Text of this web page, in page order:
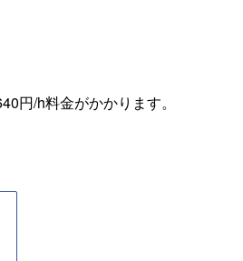
円/h料金がかかります。